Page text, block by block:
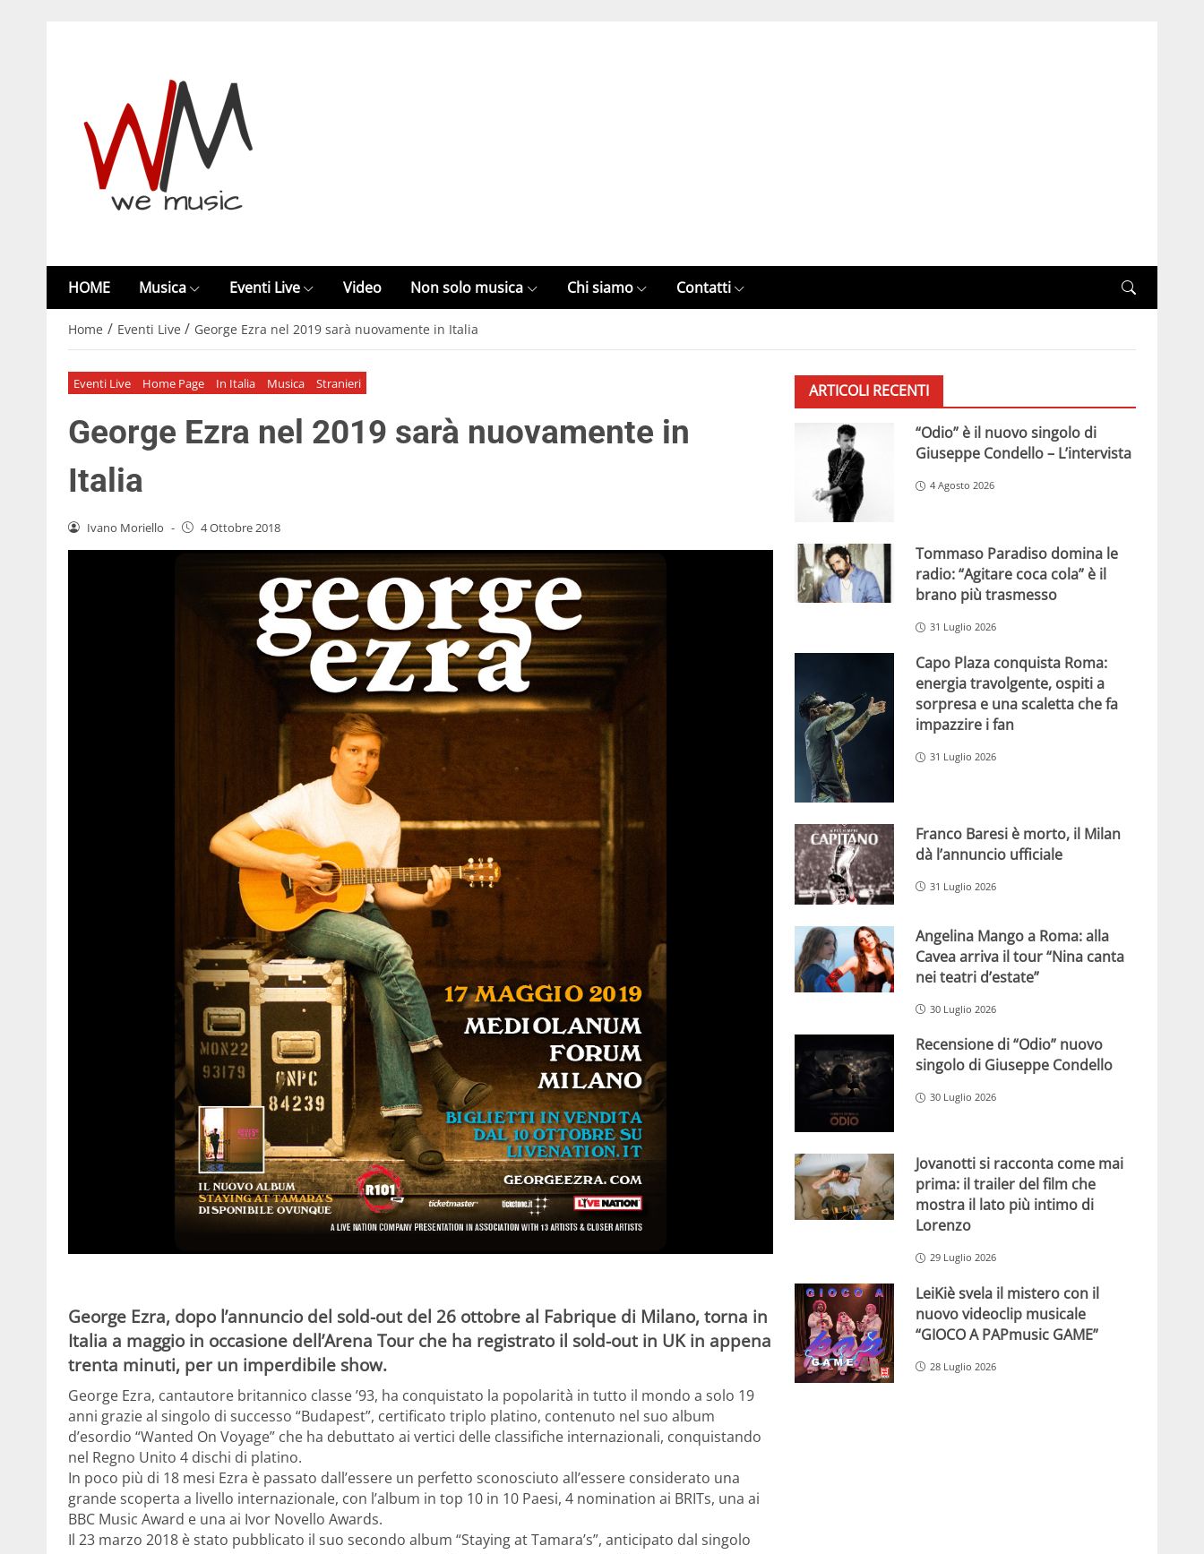
HOME Musica Eventi Live Video Non solo musica Chi siamo Contatti
Home / Eventi Live / George Ezra nel 2019 sarà nuovamente in Italia
Eventi Live Home Page In Italia Musica Stranieri
George Ezra nel 2019 sarà nuovamente in
Italia
Ivano Moriello - 4 Ottobre 2018
George Ezra, dopo l’annuncio del sold-out del 26 ottobre al Fabrique di Milano, torna in
Italia a maggio in occasione dell’Arena Tour che ha registrato il sold-out in UK in appena
trenta minuti, per un imperdibile show.
George Ezra, cantautore britannico classe ’93, ha conquistato la popolarità in tutto il mondo a solo 19
anni grazie al singolo di successo “Budapest”, certificato triplo platino, contenuto nel suo album
d’esordio “Wanted On Voyage” che ha debuttato ai vertici delle classifiche internazionali, conquistando
nel Regno Unito 4 dischi di platino.
In poco più di 18 mesi Ezra è passato dall’essere un perfetto sconosciuto all’essere considerato una
grande scoperta a livello internazionale, con l’album in top 10 in 10 Paesi, 4 nomination ai BRITs, una ai
BBC Music Award e una ai Ivor Novello Awards.
Il 23 marzo 2018 è stato pubblicato il suo secondo album “Staying at Tamara’s”, anticipato dal singolo
ARTICOLI RECENTI
“Odio” è il nuovo singolo di
Giuseppe Condello – L’intervista
4 Agosto 2026
Tommaso Paradiso domina le
radio: “Agitare coca cola” è il
brano più trasmesso
31 Luglio 2026
Capo Plaza conquista Roma:
energia travolgente, ospiti a
sorpresa e una scaletta che fa
impazzire i fan
31 Luglio 2026
Franco Baresi è morto, il Milan
dà l’annuncio ufficiale
31 Luglio 2026
Angelina Mango a Roma: alla
Cavea arriva il tour “Nina canta
nei teatri d’estate”
30 Luglio 2026
Recensione di “Odio” nuovo
singolo di Giuseppe Condello
30 Luglio 2026
Jovanotti si racconta come mai
prima: il trailer del film che
mostra il lato più intimo di
Lorenzo
29 Luglio 2026
LeiKiè svela il mistero con il
nuovo videoclip musicale
“GIOCO A PAPmusic GAME”
28 Luglio 2026